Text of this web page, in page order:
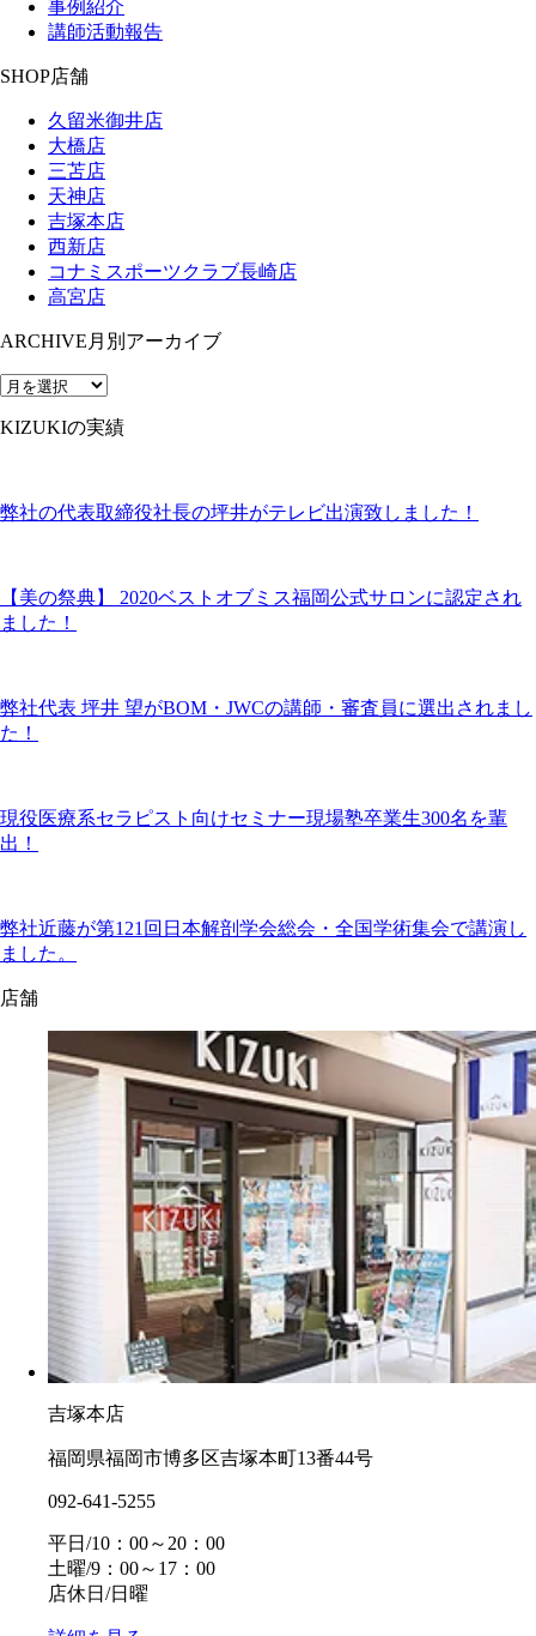
事例紹介
講師活動報告
SHOP店舗
久留米御井店
大橋店
三苫店
天神店
吉塚本店
西新店
コナミスポーツクラブ長崎店
高宮店
ARCHIVE 月別アーカイブ
KIZUKIの実績
弊社の代表取締役社長の坪井がテレビ出演致しました！
【美の祭典】 2020ベストオブミス福岡公式サロンに認定され
ました！
弊社代表 坪井 望がBOM・JWCの講師・審査員に選出されまし
た！
現役医療系セラピスト向けセミナー現場塾卒業生300名を輩
出！
弊社近藤が第121回日本解剖学会総会・全国学術集会で講演し
ました。
店舗
吉塚本店
福岡県福岡市博多区吉塚本町13番44号
092-641-5255
平日/10：00～20：00
土曜/9：00～17：00
店休日/日曜